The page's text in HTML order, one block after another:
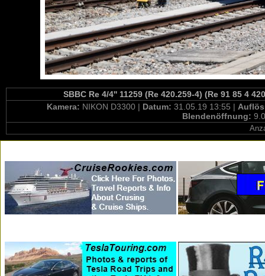
SBBC Re 4/4'' 11259 (Re 420.259-4) (Re 91 85 4
Kamera: NIKON D3300 | Datum: 31.05.19 13:55 |
Blendenöffnung: